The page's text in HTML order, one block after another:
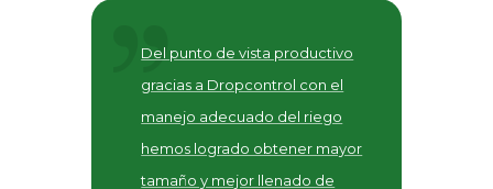
Del punto de vista productivo
gracias a Dropcontrol con el
manejo adecuado del riego
hemos logrado obtener mayor
tamaño y mejor llenado de